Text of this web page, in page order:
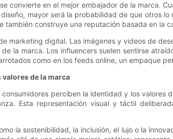
convierte en el mejor embajador de la marca.
mayor será la probabilidad de que otros
también construye una reputación basada en la
marketing digital. Las imágenes y videos de
la marca. Los influencers suelen sentirse
como en los feeds online, un empaque
de la marca
perciben la identidad y los
Esta representación visual y táctil
la sostenibilidad, la inclusión, el lujo o la